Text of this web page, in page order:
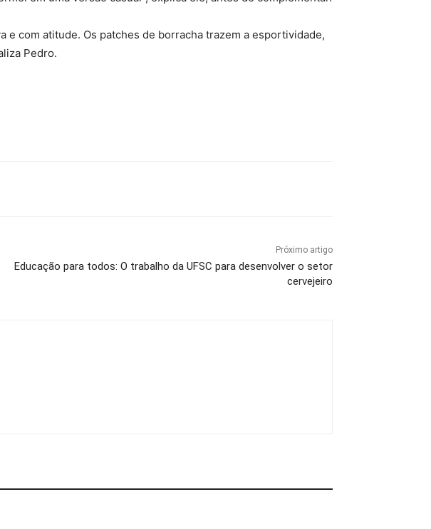
com atitude. Os patches de borracha trazem a esportividade,
Pedro.
Próximo artigo
Educação para todos: O trabalho da UFSC para desenvolver o setor
cervejeiro